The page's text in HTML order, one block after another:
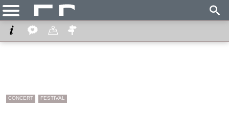
CONCERT FESTIVAL